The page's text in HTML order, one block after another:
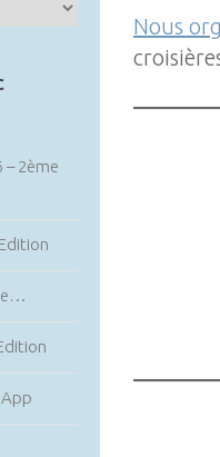
Nous
– 2ème